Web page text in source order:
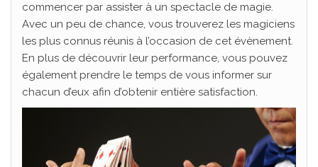
commencer par assister à un spectacle de magie.
Avec un peu de chance, vous trouverez les magiciens
les plus connus réunis à l’occasion de cet évènement.
En plus de découvrir leur performance, vous pouvez
également prendre le temps de vous informer sur
chacun d’eux afin d’obtenir entière satisfaction.